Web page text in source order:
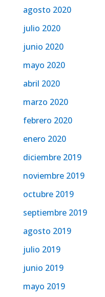
agosto 2020
julio 2020
junio 2020
mayo 2020
abril 2020
marzo 2020
febrero 2020
enero 2020
diciembre 2019
noviembre 2019
octubre 2019
septiembre 2019
agosto 2019
julio 2019
junio 2019
mayo 2019